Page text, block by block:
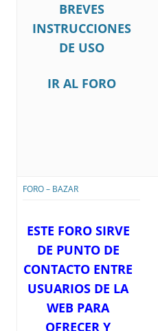
BREVES
INSTRUCCIONES
DE USO
IR AL FORO
FORO – BAZAR
ESTE FORO SIRVE
DE PUNTO DE
CONTACTO ENTRE
USUARIOS DE LA
WEB PARA
OFRECER Y